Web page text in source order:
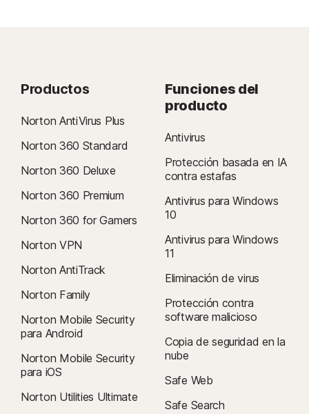
Productos
Norton AntiVirus Plus
Norton 360 Standard
Norton 360 Deluxe
Norton 360 Premium
Norton 360 for Gamers
Norton VPN
Norton AntiTrack
Norton Family
Norton Mobile Security
para Android
Norton Mobile Security
para iOS
Norton Utilities Ultimate
Funciones del
producto
Antivirus
Protección basada en IA
contra estafas
Antivirus para Windows
10
Antivirus para Windows
11
Eliminación de virus
Protección contra
software malicioso
Copia de seguridad en la
nube
Safe Web
Safe Search